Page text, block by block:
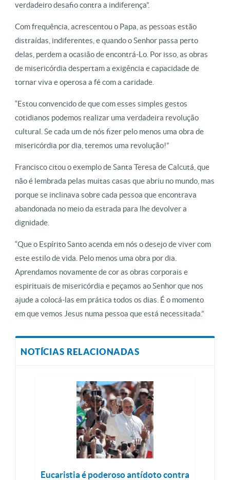
verdadeiro desafio contra a indiferença”.
Com frequência, acrescentou o Papa, as pessoas estão
distraídas, indiferentes, e quando o Senhor passa perto
delas, perdem a ocasião de encontrá-Lo. Por isso, as obras
de misericórdia despertam a exigência e capacidade de
tornar viva e operosa a fé com a caridade.
“Estou convencido de que com esses simples gestos
cotidianos podemos realizar uma verdadeira revolução
cultural. Se cada um de nós fizer pelo menos uma obra de
misericórdia por dia, teremos uma revolução!”
Francisco citou o exemplo de Santa Teresa de Calcutá, que
não é lembrada pelas muitas casas que abriu no mundo, mas
porque se inclinava sobre cada pessoa que encontrava
abandonada no meio da estrada para lhe devolver a
dignidade.
“Que o Espírito Santo acenda em nós o desejo de viver com
este estilo de vida. Pelo menos uma obra por dia.
Aprendamos novamente de cor as obras corporais e
espirituais de misericórdia e peçamos ao Senhor que nos
ajude a colocá-las em prática todos os dias. É o momento
em que vemos Jesus numa pessoa que está necessitada.”
NOTÍCIAS RELACIONADAS
Eucaristia é poderoso antídoto contra